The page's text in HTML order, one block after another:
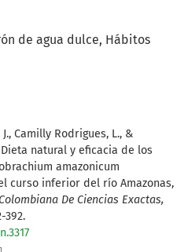
de agua dulce Hábitos
Camilly Rodrigues, L., &
Dieta natural y eficacia de los
amazonicum
curso inferior del río Amazonas,
De Ciencias Exactas,
392.